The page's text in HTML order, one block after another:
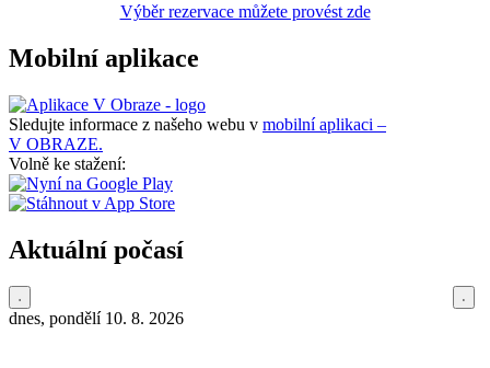
Výběr rezervace můžete provést zde
Mobilní aplikace
Sledujte informace z našeho webu v mobilní aplikaci –
V OBRAZE.
Volně ke stažení:
Aktuální počasí
dnes, pondělí 10. 8. 2026